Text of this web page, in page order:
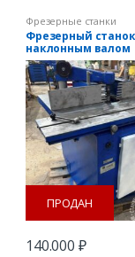
Фрезерные станки
Фрезерный
наклонным валом
ПРОДАН
140.000 ₽